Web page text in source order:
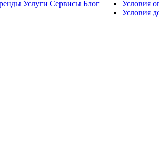
Услуги Сервисы Блог
Условия
Условия